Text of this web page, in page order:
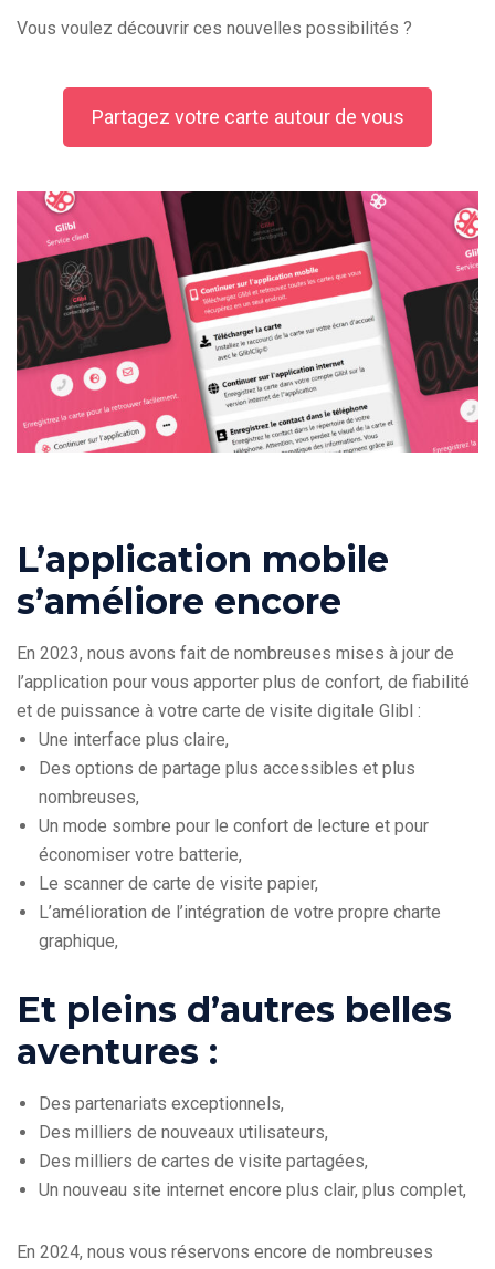
Vous voulez découvrir ces nouvelles possibilités ?
Partagez votre carte autour de vous
L’application mobile
s’améliore encore
En 2023, nous avons fait de nombreuses mises à jour de
l’application pour vous apporter plus de confort, de fiabilité
et de puissance à votre carte de visite digitale Glibl :
Une interface plus claire,
Des options de partage plus accessibles et plus
nombreuses,
Un mode sombre pour le confort de lecture et pour
économiser votre batterie,
Le scanner de carte de visite papier,
L’amélioration de l’intégration de votre propre charte
graphique,
Et pleins d’autres belles
aventures :
Des partenariats exceptionnels,
Des milliers de nouveaux utilisateurs,
Des milliers de cartes de visite partagées,
Un nouveau site internet encore plus clair, plus complet,
En 2024, nous vous réservons encore de nombreuses